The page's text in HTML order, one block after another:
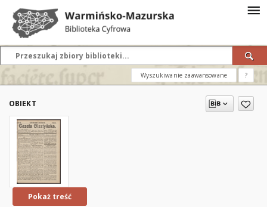
Wyszukiwanie zaawansowane ?
OBIEKT
Pokaż treść